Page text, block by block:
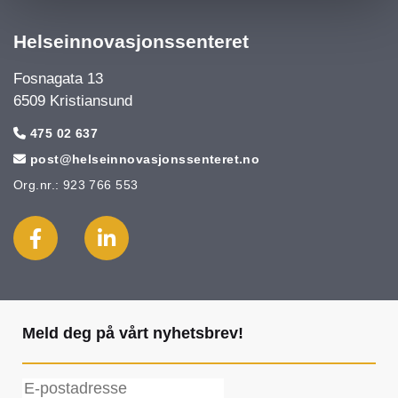
Helseinnovasjonssenteret
Fosnagata 13
6509 Kristiansund
 475 02 637
 post@helseinnovasjonssenteret.no
Org.nr.: 923 766 553
Meld deg på vårt nyhetsbrev!